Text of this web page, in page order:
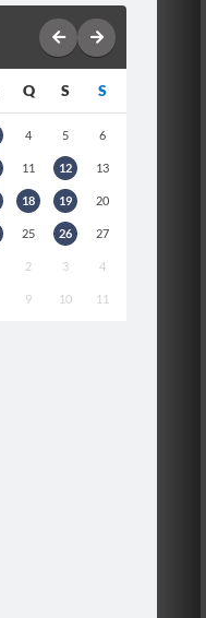
Q S S
4 5 6
11 12 13
18 19 20
25 26 27
2 3 4
9 10 11